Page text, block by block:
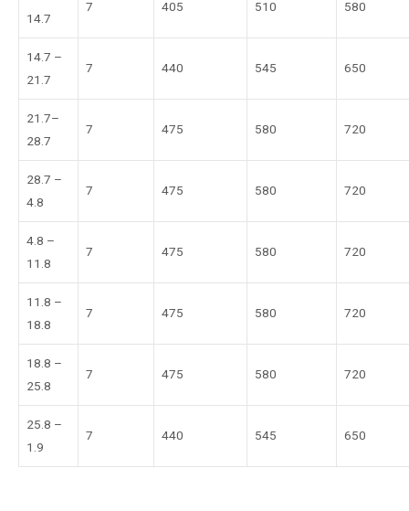
14.7
7 405 510 580
14.7 –
21.7
7 440 545 650
21.7–
28.7
7 475 580 720
28.7 –
4.8
7 475 580 720
4.8 –
11.8
7 475 580 720
11.8 –
18.8
7 475 580 720
18.8 –
25.8
7 475 580 720
25.8 –
1.9
7 440 545 650